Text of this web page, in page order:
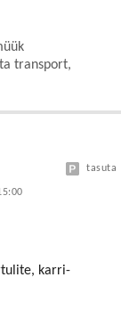
transport,
tasuta
karri-